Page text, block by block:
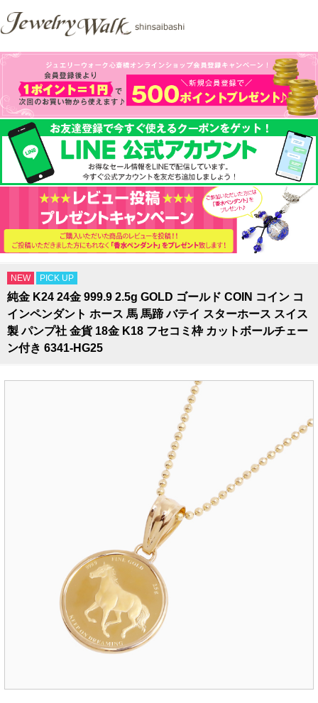
NEW PICK UP
純金 K24 24金 999.9 2.5g GOLD ゴールド COIN コイン コ
インペンダント ホース 馬 馬蹄 バテイ スターホース スイス
製 パンプ社 金貨 18金 K18 フセコミ枠 カットボールチェー
ン付き 6341-HG25